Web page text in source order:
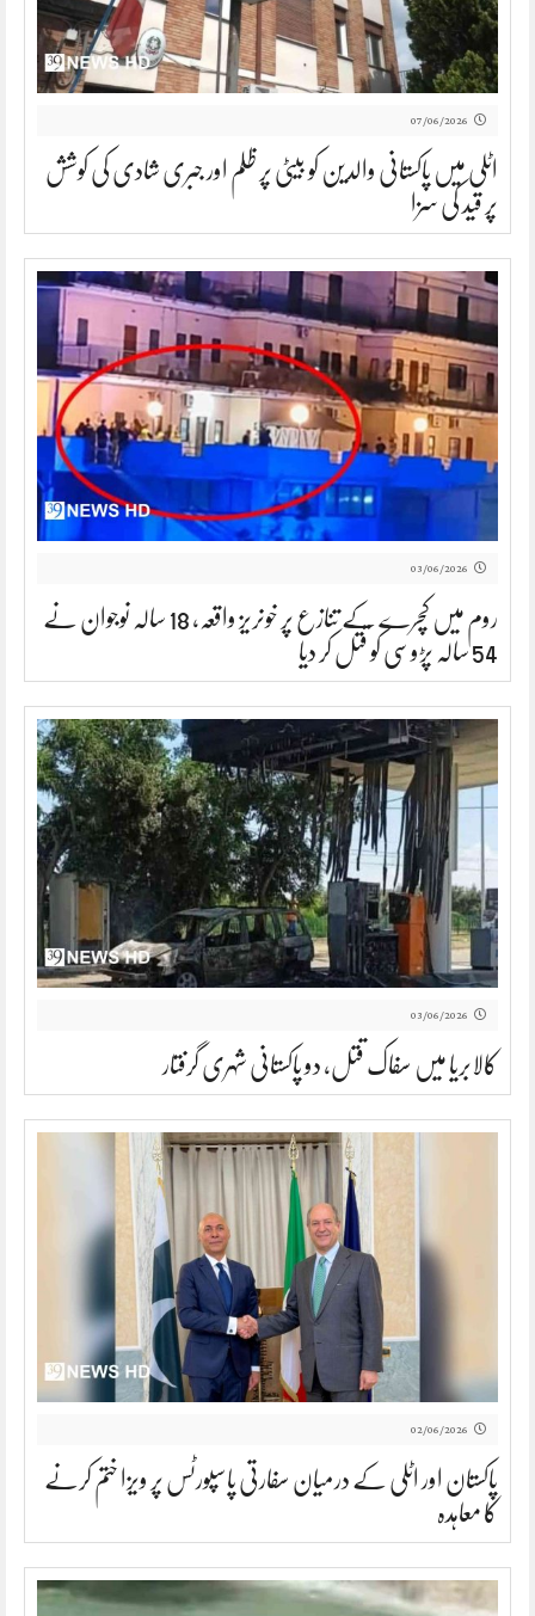
07/06/2026
اٹلی میں پاکستانی والدین کو بیٹی پر ظلم اور جبری شادی کی کوشش
پر قید کی سزا
03/06/2026
روم میں کچرے کے تنازع پر خونریز واقعہ، 18 سالہ نوجوان نے
54 سالہ پڑوسی کو قتل کر دیا
03/06/2026
کالابریا میں سفاک قتل، دو پاکستانی شہری گرفتار
02/06/2026
پاکستان اور اٹلی کے درمیان سفارتی پاسپورٹس پر ویزا ختم کرنے
کا معاہدہ